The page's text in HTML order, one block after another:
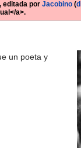
editada por Jacobino (
a>.
un poeta y